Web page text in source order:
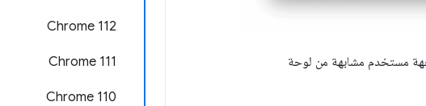
‫Chrome 112
‫Chrome 111
Chrome 110
مستخدم مشابهة من لوحة